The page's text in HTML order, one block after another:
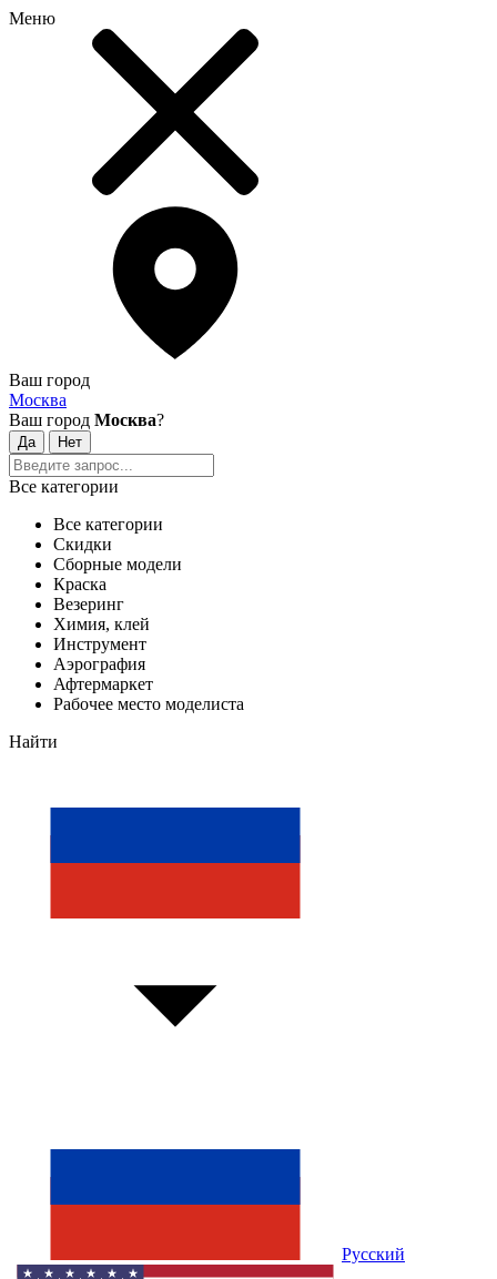
Меню
Ваш город
Москва
Ваш город Москва?
Все категории
Все категории
Скидки
Сборные модели
Краска
Везеринг
Химия, клей
Инструмент
Аэрография
Афтермаркет
Рабочее место моделиста
Найти
Русский